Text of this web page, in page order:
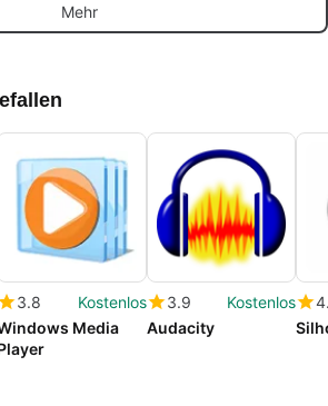
Mehr
3.8
Kostenlos
Media
3.9
Kostenlos
Audacity